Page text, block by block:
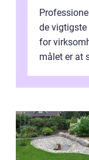
de
for
målet er at